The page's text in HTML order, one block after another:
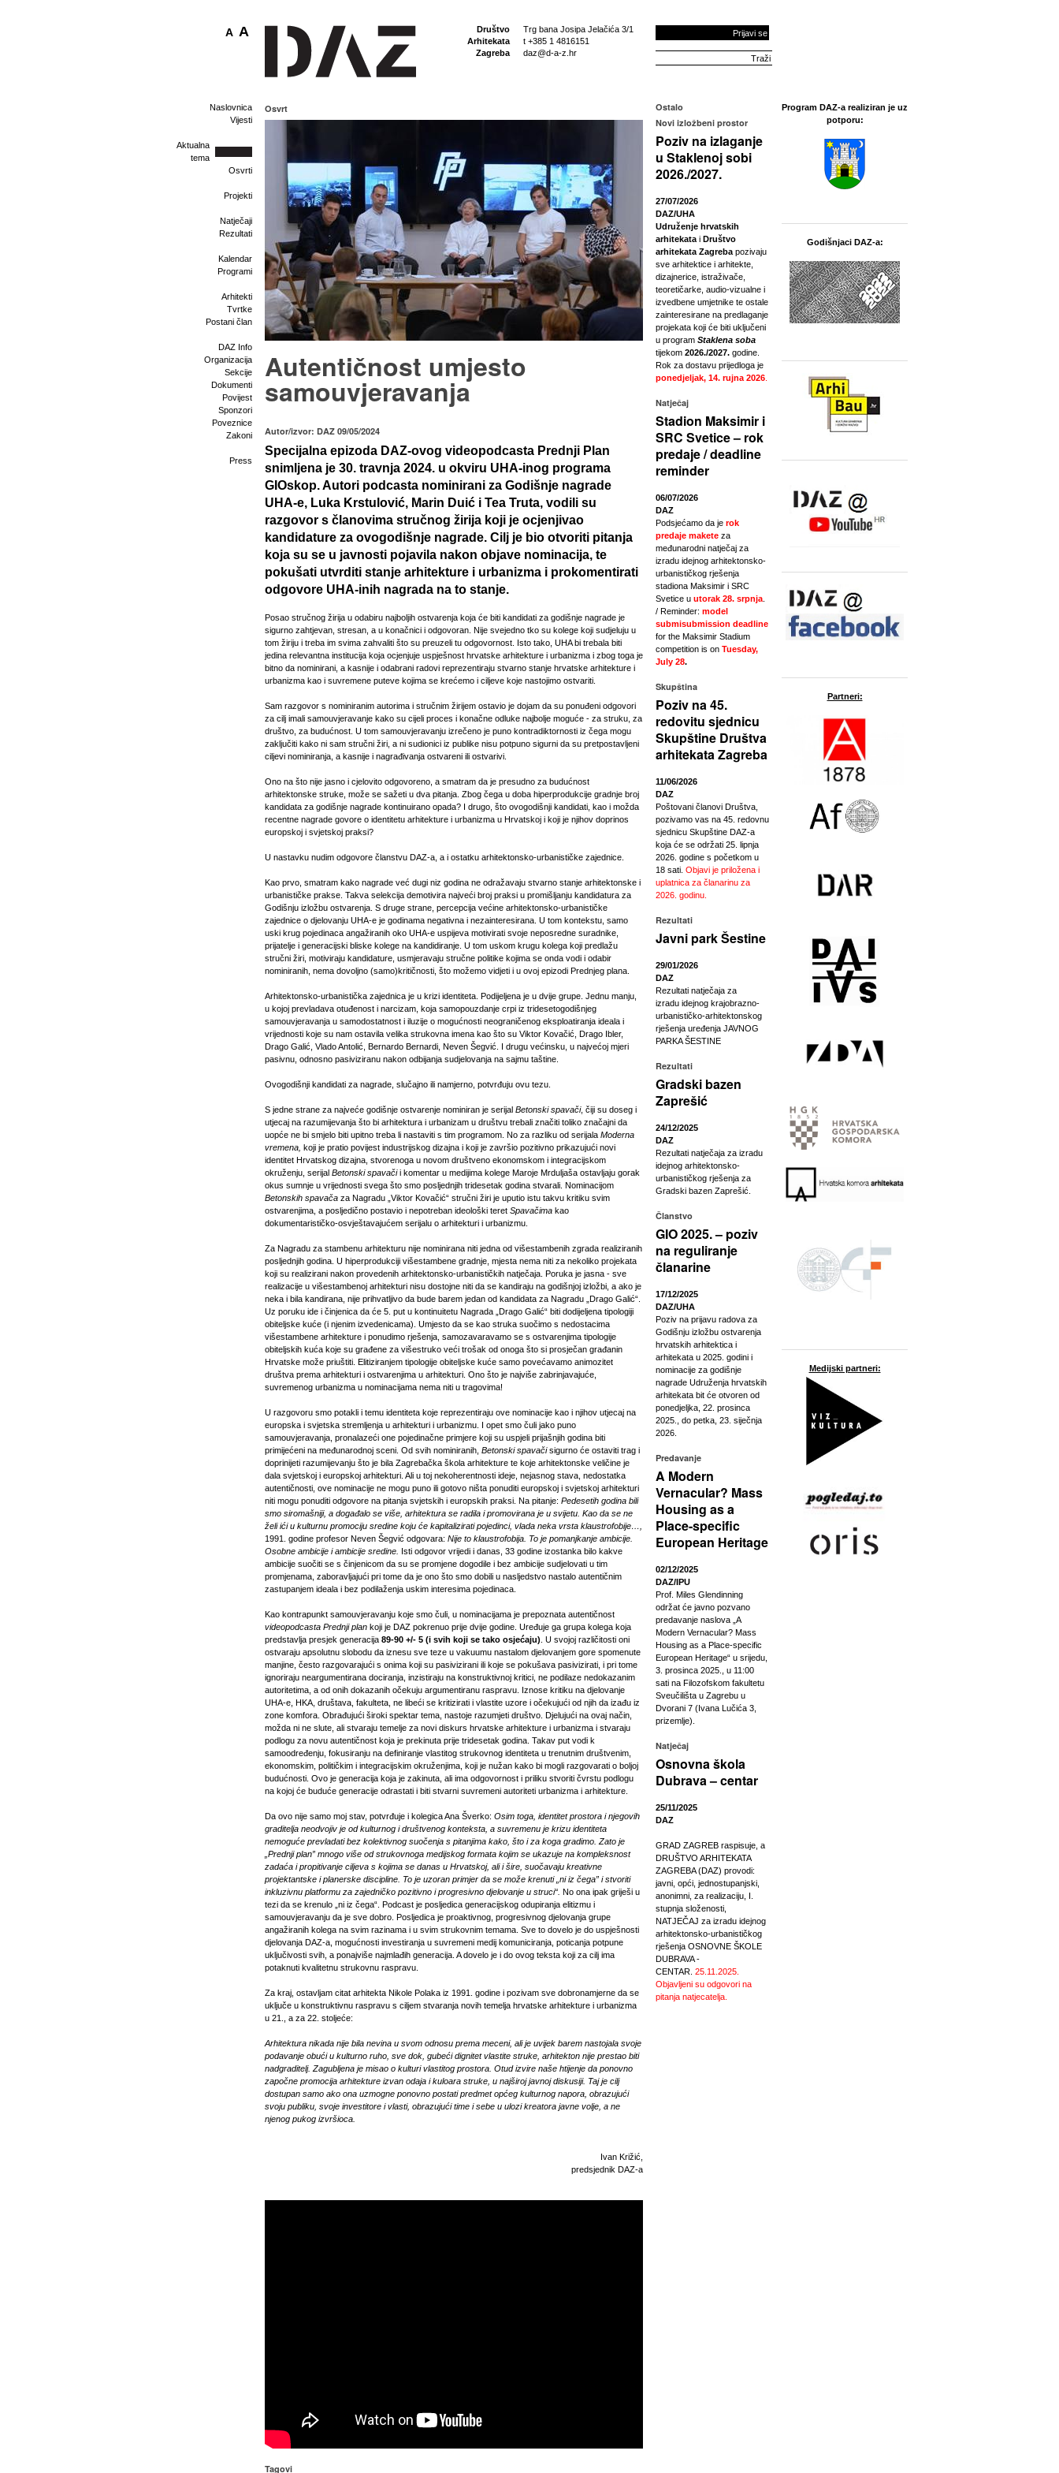
Društvo
Arhitekata
Zagreba
Trg bana Josipa Jelačića 3/1
t +385 1 4816151
daz@d-a-z.hr
Prijavi se
A A
Naslovnica
Vijesti
Aktualna
tema
Osvrti
Projekti
Natječaji
Rezultati
Kalendar
Programi
Arhitekti
Tvrtke
Postani član
DAZ Info
Organizacija
Sekcije
Dokumenti
Povijest
Sponzori
Poveznice
Zakoni
Press
Osvrt
Autentičnost umjesto
samouvjeravanja
Autor/izvor: DAZ 09/05/2024
Specijalna epizoda DAZ-ovog videopodcasta Prednji Plan
snimljena je 30. travnja 2024. u okviru UHA-inog programa
GIOskop. Autori podcasta nominirani za Godišnje nagrade
UHA-e, Luka Krstulović, Marin Duić i Tea Truta, vodili su
razgovor s članovima stručnog žirija koji je ocjenjivao
kandidature za ovogodišnje nagrade. Cilj je bio otvoriti pitanja
koja su se u javnosti pojavila nakon objave nominacija, te
pokušati utvrditi stanje arhitekture i urbanizma i prokomentirati
odgovore UHA-inih nagrada na to stanje.
Posao stručnog žirija u odabiru najboljih ostvarenja koja će biti kandidati za godišnje nagrade je
sigurno zahtjevan, stresan, a u konačnici i odgovoran. Nije svejedno tko su kolege koji sudjeluju u
tom žiriju i treba im svima zahvaliti što su preuzeli tu odgovornost. Isto tako, UHA bi trebala biti
jedina relevantna institucija koja ocjenjuje uspješnost hrvatske arhitekture i urbanizma i zbog toga je
bitno da nominirani, a kasnije i odabrani radovi reprezentiraju stvarno stanje hrvatske arhitekture i
urbanizma kao i suvremene puteve kojima se krećemo i ciljeve koje nastojimo ostvariti.
Sam razgovor s nominiranim autorima i stručnim žirijem ostavio je dojam da su ponuđeni odgovori
za cilj imali samouvjeravanje kako su cijeli proces i konačne odluke najbolje moguće - za struku, za
društvo, za budućnost. U tom samouvjeravanju izrečeno je puno kontradiktornosti iz čega mogu
zaključiti kako ni sam stručni žiri, a ni sudionici iz publike nisu potpuno sigurni da su pretpostavljeni
ciljevi nominiranja, a kasnije i nagrađivanja ostvareni ili ostvarivi.
Ono na što nije jasno i cjelovito odgovoreno, a smatram da je presudno za budućnost
arhitektonske struke, može se sažeti u dva pitanja. Zbog čega u doba hiperprodukcije gradnje broj
kandidata za godišnje nagrade kontinuirano opada? I drugo, što ovogodišnji kandidati, kao i možda
recentne nagrade govore o identitetu arhitekture i urbanizma u Hrvatskoj i koji je njihov doprinos
europskoj i svjetskoj praksi?
U nastavku nudim odgovore članstvu DAZ-a, a i ostatku arhitektonsko-urbanističke zajednice.
Kao prvo, smatram kako nagrade već dugi niz godina ne odražavaju stvarno stanje arhitektonske i
urbanističke prakse. Takva selekcija demotivira najveći broj praksi u promišljanju kandidatura za
Godišnju izložbu ostvarenja. S druge strane, percepcija većine arhitektonsko-urbanističke
zajednice o djelovanju UHA-e je godinama negativna i nezainteresirana. U tom kontekstu, samo
uski krug pojedinaca angažiranih oko UHA-e uspijeva motivirati svoje neposredne suradnike,
prijatelje i generacijski bliske kolege na kandidiranje. U tom uskom krugu kolega koji predlažu
stručni žiri, motiviraju kandidature, usmjeravaju stručne politike kojima se onda vodi i odabir
nominiranih, nema dovoljno (samo)kritičnosti, što možemo vidjeti i u ovoj epizodi Prednjeg plana.
Arhitektonsko-urbanistička zajednica je u krizi identiteta. Podijeljena je u dvije grupe. Jednu manju,
u kojoj prevladava otuđenost i narcizam, koja samopouzdanje crpi iz tridesetogodišnjeg
samouvjeravanja u samodostatnost i iluzije o mogućnosti neograničenog eksploatiranja ideala i
vrijednosti koje su nam ostavila velika strukovna imena kao što su Viktor Kovačić, Drago Ibler,
Drago Galić, Vlado Antolić, Bernardo Bernardi, Neven Šegvić. I drugu većinsku, u najvećoj mjeri
pasivnu, odnosno pasiviziranu nakon odbijanja sudjelovanja na sajmu taštine.
Ovogodišnji kandidati za nagrade, slučajno ili namjerno, potvrđuju ovu tezu.
S jedne strane za najveće godišnje ostvarenje nominiran je serijal Betonski spavači, čiji su doseg i
utjecaj na razumijevanja što bi arhitektura i urbanizam u društvu trebali značiti toliko značajni da
uopće ne bi smjelo biti upitno treba li nastaviti s tim programom. No za razliku od serijala Moderna
vremena, koji je pratio povijest industrijskog dizajna i koji je završio pozitivno prikazujući novi
identitet Hrvatskog dizajna, stvorenoga u novom društveno ekonomskom i integracijskom
okruženju, serijal Betonski spavačii komentar u medijima kolege Maroje Mrduljaša ostavljaju gorak
okus sumnje u vrijednosti svega što smo posljednjih tridesetak godina stvarali. Nominacijom
Betonskih spavača za Nagradu „Viktor Kovačić“ stručni žiri je uputio istu takvu kritiku svim
ostvarenjima, a posljedično postavio i nepotreban ideološki teret Spavačima kao
dokumentarističko-osvještavajućem serijalu o arhitekturi i urbanizmu.
Za Nagradu za stambenu arhitekturu nije nominirana niti jedna od višestambenih zgrada realiziranih
posljednjih godina. U hiperprodukciji višestambene gradnje, mjesta nema niti za nekoliko projekata
koji su realizirani nakon provedenih arhitektonsko-urbanističkih natječaja. Poruka je jasna - sve
realizacije u višestambenoj arhitekturi nisu dostojne niti da se kandiraju na godišnjoj izložbi, a ako je
neka i bila kandirana, nije prihvatljivo da bude barem jedan od kandidata za Nagradu „Drago Galić“.
Uz poruku ide i činjenica da će 5. put u kontinuitetu Nagrada „Drago Galić“ biti dodijeljena tipologiji
obiteljske kuće (i njenim izvedenicama). Umjesto da se kao struka suočimo s nedostacima
višestambene arhitekture i ponudimo rješenja, samozavaravamo se s ostvarenjima tipologije
obiteljskih kuća koje su građene za višestruko veći trošak od onoga što si prosječan građanin
Hrvatske može priuštiti. Elitiziranjem tipologije obiteljske kuće samo povećavamo animozitet
društva prema arhitekturi i ostvarenjima u arhitekturi. Ono što je najviše zabrinjavajuće,
suvremenog urbanizma u nominacijama nema niti u tragovima!
U razgovoru smo potakli i temu identiteta koje reprezentiraju ove nominacije kao i njihov utjecaj na
europska i svjetska stremljenja u arhitekturi i urbanizmu. I opet smo čuli jako puno
samouvjeravanja, pronalazeći one pojedinačne primjere koji su uspjeli prijašnjih godina biti
primijećeni na međunarodnoj sceni. Od svih nominiranih, Betonski spavačisigurno će ostaviti trag i
doprinijeti razumijevanju što je bila Zagrebačka škola arhitekture te koje arhitektonske veličine je
dala svjetskoj i europskoj arhitekturi. Ali u toj nekoherentnosti ideje, nejasnog stava, nedostatka
autentičnosti, ove nominacije ne mogu puno ili gotovo ništa ponuditi europskoj i svjetskoj arhitekturi
niti mogu ponuditi odgovore na pitanja svjetskih i europskih praksi. Na pitanje: Pedesetih godina bili
smo siromašniji, a događalo se više, arhitektura se radila i promovirana je u svijetu. Kao da se ne
želi ići u kulturnu promociju sredine koju će kapitalizirati pojedinci, vlada neka vrsta klaustrofobije…,
1991. godine profesor Neven Šegvić odgovara: Nije to klaustrofobija. To je pomanjkanje ambicije.
Osobne ambicije i ambicije sredine. Isti odgovor vrijedi i danas, 33 godine izostanka bilo kakve
ambicije suočiti se s činjenicom da su se promjene dogodile i bez ambicije sudjelovati u tim
promjenama, zaboravljajući pri tome da je ono što smo dobili u nasljedstvo nastalo autentičnim
zastupanjem ideala i bez podilaženja uskim interesima pojedinaca.
Kao kontrapunkt samouvjeravanju koje smo čuli, u nominacijama je prepoznata autentičnost
videopodcasta Prednji plan koji je DAZ pokrenuo prije dvije godine. Uređuje ga grupa kolega koja
predstavlja presjek generacija 89-90 +/- 5 (i svih koji se tako osjećaju) . U svojoj različitosti oni
ostvaraju apsolutnu slobodu da iznesu sve teze u vakuumu nastalom djelovanjem gore spomenute
manjine, često razgovarajući s onima koji su pasivizirani ili koje se pokušava pasivizirati, i pri tome
ignoriraju neargumentirana dociranja, inzistiraju na konstruktivnoj kritici, ne podilaze nedokazanim
autoritetima, a od onih dokazanih očekuju argumentiranu raspravu. Iznose kritiku na djelovanje
UHA-e, HKA, društava, fakulteta, ne libeći se kritizirati i vlastite uzore i očekujući od njih da izađu iz
zone komfora. Obrađujući široki spektar tema, nastoje razumjeti društvo. Djelujući na ovaj način,
možda ni ne slute, ali stvaraju temelje za novi diskurs hrvatske arhitekture i urbanizma i stvaraju
podlogu za novu autentičnost koja je prekinuta prije tridesetak godina. Takav put vodi k
samoodređenju, fokusiranju na definiranje vlastitog strukovnog identiteta u trenutnim društvenim,
ekonomskim, političkim i integracijskim okruženjima, koji je nužan kako bi mogli razgovarati o boljoj
budućnosti. Ovo je generacija koja je zakinuta, ali ima odgovornost i priliku stvoriti čvrstu podlogu
na kojoj će buduće generacije odrastati i biti stvarni suvremeni autoriteti urbanizma i arhitekture.
Da ovo nije samo moj stav, potvrđuje i kolegica Ana Šverko: Osim toga, identitet prostora i njegovih
graditelja neodvojiv je od kulturnog i društvenog konteksta, a suvremenu je krizu identiteta
nemoguće prevladati bez kolektivnog suočenja s pitanjima kako, što i za koga gradimo. Zato je
„Prednji plan” mnogo više od strukovnoga medijskog formata kojim se ukazuje na kompleksnost
zadaća i propitivanje ciljeva s kojima se danas u Hrvatskoj, ali i šire, suočavaju kreativne
projektantske i planerske discipline. To je uzoran primjer da se može krenuti „ni iz čega” i stvoriti
inkluzivnu platformu za zajedničko pozitivno i progresivno djelovanje u struci“. No ona ipak griješi u
tezi da se krenulo „ni iz čega“. Podcast je posljedica generacijskog odupiranja elitizmu i
samouvjeravanju da je sve dobro. Posljedica je proaktivnog, progresivnog djelovanja grupe
angažiranih kolega na svim razinama i u svim strukovnim temama. Sve to dovelo je do uspješnosti
djelovanja DAZ-a, mogućnosti investiranja u suvremeni medij komuniciranja, poticanja potpune
uključivosti svih, a ponajviše najmlađih generacija. A dovelo je i do ovog teksta koji za cilj ima
potaknuti kvalitetnu strukovnu raspravu.
Za kraj, ostavljam citat arhitekta Nikole Polaka iz 1991. godine i pozivam sve dobronamjerne da se
uključe u konstruktivnu raspravu s ciljem stvaranja novih temelja hrvatske arhitekture i urbanizma
u 21., a za 22. stoljeće:
Arhitektura nikada nije bila nevina u svom odnosu prema meceni, ali je uvijek barem nastojala svoje
podavanje obući u kulturno ruho, sve dok, gubeći dignitet vlastite struke, arhitekton nije prestao biti
nadgraditelj. Zagubljena je misao o kulturi vlastitog prostora. Otud izvire naše htijenje da ponovno
započne promocija arhitekture izvan odaja i kuloara struke, u najširoj javnoj diskusiji. Taj je cilj
dostupan samo ako ona uzmogne ponovno postati predmet općeg kulturnog napora, obrazujući
svoju publiku, svoje investitore i vlasti, obrazujući time i sebe u ulozi kreatora javne volje, a ne
njenog pukog izvršioca.
Ivan Križić,
predsjednik DAZ-a
Tagovi
Ostalo
Novi izložbeni prostor
Poziv na izlaganje
u Staklenoj sobi
2026./2027.
27/07/2026
DAZ/UHA
Udruženje hrvatskih
arhitekata i Društvo
arhitekata Zagreba pozivaju
sve arhitektice i arhitekte,
dizajnerice, istraživače,
teoretičarke, audio-vizualne i
izvedbene umjetnike te ostale
zainteresirane na predlaganje
projekata koji će biti uključeni
u program Staklena soba
tijekom 2026./2027. godine.
Rok za dostavu prijedloga je
ponedjeljak, 14. rujna 2026
Natječaj
Stadion Maksimir i
SRC Svetice – rok
predaje / deadline
reminder
06/07/2026
DAZ
Podsjećamo da je rok
predaje makete za
međunarodni natječaj za
izradu idejnog arhitektonsko-
urbanističkog rješenja
stadiona Maksimir i SRC
Svetice u utorak 28. srpnja
/ Reminder: model
submisubmission deadline
for the Maksimir Stadium
competition is on Tuesday,
July 28.
Skupština
Poziv na 45.
redovitu sjednicu
Skupštine Društva
arhitekata Zagreba
11/06/2026
DAZ
Poštovani članovi Društva,
pozivamo vas na 45. redovnu
sjednicu Skupštine DAZ-a
koja će se održati 25. lipnja
2026. godine s početkom u
18 sati. Objavi je priložena i
uplatnica za članarinu za
2026. godinu.
Rezultati
Javni park Šestine
29/01/2026
DAZ
Rezultati natječaja za
izradu idejnog krajobrazno-
urbanističko-arhitektonskog
rješenja uređenja JAVNOG
PARKA ŠESTINE
Rezultati
Gradski bazen
Zaprešić
24/12/2025
DAZ
Rezultati natječaja za izradu
idejnog arhitektonsko-
urbanističkog rješenja za
Gradski bazen Zaprešić.
Članstvo
GIO 2025. – poziv
na reguliranje
članarine
17/12/2025
DAZ/UHA
Poziv na prijavu radova za
Godišnju izložbu ostvarenja
hrvatskih arhitektica i
arhitekata u 2025. godini i
nominacije za godišnje
nagrade Udruženja hrvatskih
arhitekata bit će otvoren od
ponedjeljka, 22. prosinca
2025., do petka, 23. siječnja
2026.
Predavanje
A Modern
Vernacular? Mass
Housing as a
Place-specific
European Heritage
02/12/2025
DAZ/IPU
Prof. Miles Glendinning
održat će javno pozvano
predavanje naslova „A
Modern Vernacular? Mass
Housing as a Place-specific
European Heritage“ u srijedu,
3. prosinca 2025., u 11:00
sati na Filozofskom fakultetu
Sveučilišta u Zagrebu u
Dvorani 7 (Ivana Lučića 3,
prizemlje).
Natječaj
Osnovna škola
Dubrava – centar
25/11/2025
DAZ
GRAD ZAGREB raspisuje, a
DRUŠTVO ARHITEKATA
ZAGREBA (DAZ) provodi:
javni, opći, jednostupanjski,
anonimni, za realizaciju, I.
stupnja složenosti,
NATJEČAJ za izradu idejnog
arhitektonsko-urbanističkog
rješenja OSNOVNE ŠKOLE
DUBRAVA -
CENTAR. 25.11.2025.
Objavljeni su odgovori na
pitanja natjecatelja.
Program DAZ-a realiziran je uz
potporu:
Godišnjaci DAZ-a:
Partneri:
Medijski partneri: